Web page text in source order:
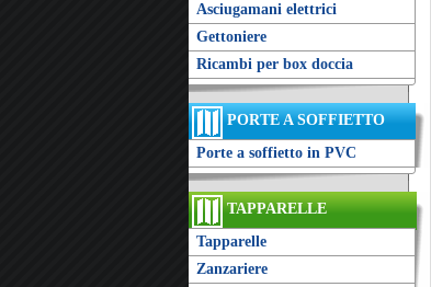
Asciugamani elettrici
Gettoniere
Ricambi per box doccia
PORTE A SOFFIETTO
Porte a soffietto in PVC
TAPPARELLE
Tapparelle
Zanzariere